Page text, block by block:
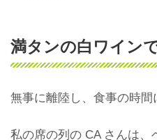
満タンの白ワイン
無事に離陸し、食事の時間
私の席の列の CA さんは、